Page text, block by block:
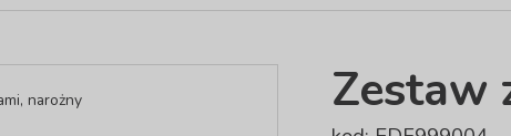
Zestaw